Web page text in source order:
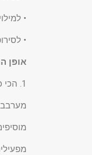
•
•
אופן
1. הכי כדאי להכין במיקסר עם וו לישה.